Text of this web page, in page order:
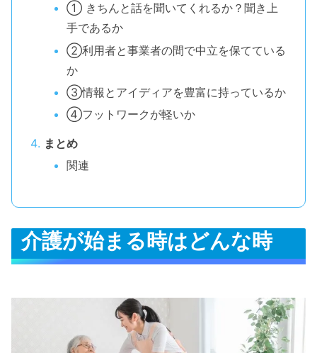
① きちんと話を聞いてくれるか？聞き上
手であるか
②利用者と事業者の間で中立を保てている
か
③情報とアイディアを豊富に持っているか
④フットワークが軽いか
まとめ
関連
介護が始まる時はどんな時